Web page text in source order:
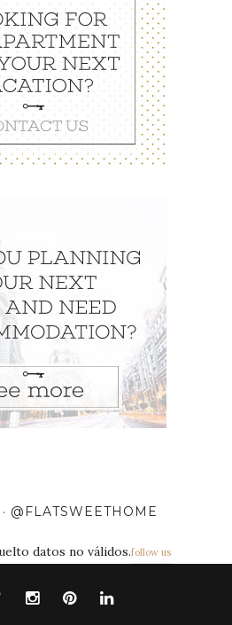
@FLATSWEETHOME
datos no válidos.follow us